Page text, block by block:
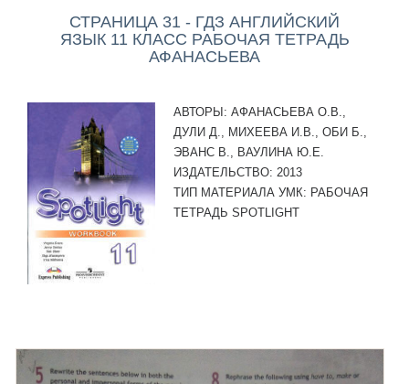
СТРАНИЦА 31 - ГДЗ АНГЛИЙСКИЙ
ЯЗЫК 11 КЛАСС РАБОЧАЯ ТЕТРАДЬ
АФАНАСЬЕВА
АВТОРЫ: АФАНАСЬЕВА О.В.,
ДУЛИ Д., МИХЕЕВА И.В., ОБИ Б.,
ЭВАНС В., ВАУЛИНА Ю.Е.
ИЗДАТЕЛЬСТВО: 2013
ТИП МАТЕРИАЛА УМК: РАБОЧАЯ
ТЕТРАДЬ SPOTLIGHT